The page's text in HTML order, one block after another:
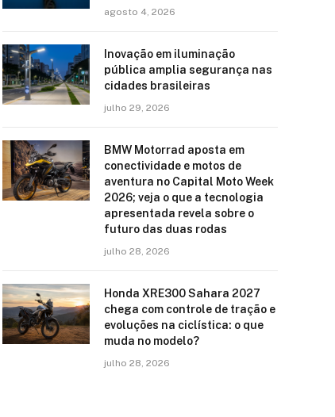
agosto 4, 2026
Inovação em iluminação
pública amplia segurança nas
cidades brasileiras
julho 29, 2026
BMW Motorrad aposta em
conectividade e motos de
aventura no Capital Moto Week
2026; veja o que a tecnologia
apresentada revela sobre o
futuro das duas rodas
julho 28, 2026
Honda XRE300 Sahara 2027
chega com controle de tração e
evoluções na ciclística: o que
muda no modelo?
julho 28, 2026